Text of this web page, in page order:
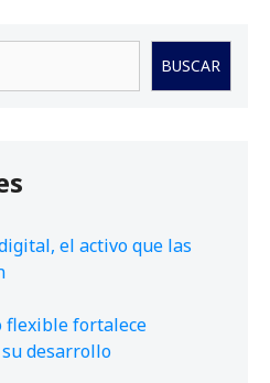
BUSCAR
el activo que las
flexible fortalece
desarrollo